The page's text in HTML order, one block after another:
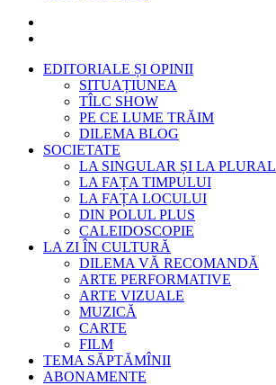
EDITORIALE ȘI OPINII
SITUAȚIUNEA
TÎLC SHOW
PE CE LUME TRĂIM
DILEMA BLOG
SOCIETATE
LA SINGULAR ȘI LA PLURAL
LA FAȚA TIMPULUI
LA FAȚA LOCULUI
DIN POLUL PLUS
CALEIDOSCOPIE
LA ZI ÎN CULTURĂ
DILEMA VĂ RECOMANDĂ
ARTE PERFORMATIVE
ARTE VIZUALE
MUZICĂ
CARTE
FILM
TEMA SĂPTĂMÎNII
ABONAMENTE